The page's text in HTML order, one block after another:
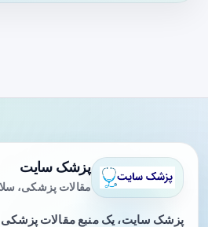
پزشک سایت
مقالات پزشکی،
پزشک سایت، یک منبع مقالات